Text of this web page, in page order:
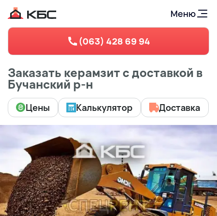
Меню
(063) 428 69 94
Заказать керамзит с доставкой в
Бучанский р-н
Цены Калькулятор Доставка